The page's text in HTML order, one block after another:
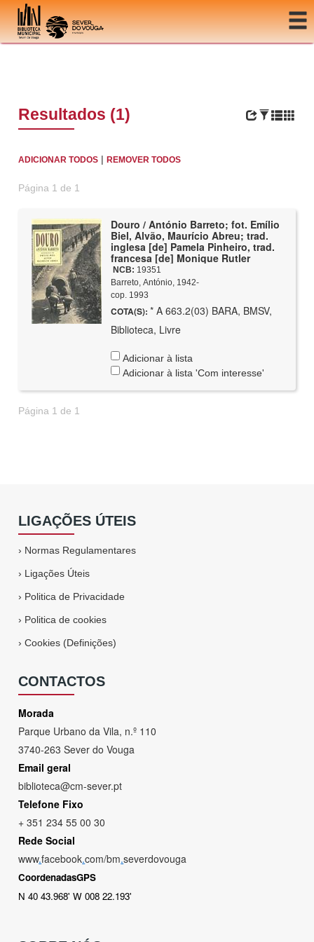
Ir para o conteúdo
Resultados (1)
ADICIONAR TODOS |REMOVER TODOS
Página 1 de 1
Douro / António Barreto; fot. Emílio
Biel, Alvão, Maurício Abreu; trad.
inglesa [de] Pamela Pinheiro, trad.
francesa [de] Monique Rutler
NCB: 19351
Barreto, António, 1942-
cop. 1993
COTA(S): * A 663.2(03) BARA, BMSV,
Biblioteca, Livre
Adicionar à lista
Adicionar à lista 'Com interesse'
Página 1 de 1
LIGAÇÕES ÚTEIS
› Normas Regulamentares
› Ligações Úteis
› Politica de Privacidade
› Politica de cookies
›Cookies (Definições)
CONTACTOS
Morada
Parque Urbano da Vila, n.º 110
3740-263 Sever do Vouga
Email geral
biblioteca@cm-sever.pt
Telefone Fixo
+ 351 234 55 00 30
Rede Social
www.facebook.com/bm.severdovouga
CoordenadasGPS
N 40 43.968' W 008 22.193'